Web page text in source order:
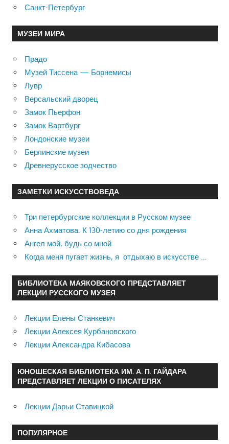
Санкт-Петербург
МУЗЕИ МИРА
Прадо
Музей Тиссена — Борнемисы
Лувр
Версальский дворец
Замок Пьерфон
Замок Вартбург
Лондонские музеи
Берлинские музеи
Древнерусское зодчество
ЗАМЕТКИ ИСКУССТВОВЕДА
Три петербургские коллекции в Русском музее
Анна Ахматова. К 130-летию со дня рождения
Ангел мой, будь со мной
Когда меня пугает жизнь, я отдыхаю в искусстве …
БИБЛИОТЕКА МАЯКОВСКОГО ПРЕДСТАВЛЯЕТ
ЛЕКЦИИ РУССКОГО МУЗЕЯ
Лекции Елены Станкевич
Лекции Алексея Курбановского
Лекции Александра Кибасова
ЮНОШЕСКАЯ БИБЛИОТЕКА ИМ. А. П. ГАЙДАРА
ПРЕДСТАВЛЯЕТ ЛЕКЦИИ О ПИСАТЕЛЯХ
Лекции Дарьи Ставицкой
ПОПУЛЯРНОЕ